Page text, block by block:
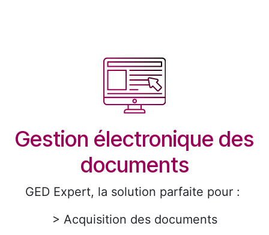
Gestion électronique des
documents
GED Expert, la solution parfaite pour :
> Acquisition des documents